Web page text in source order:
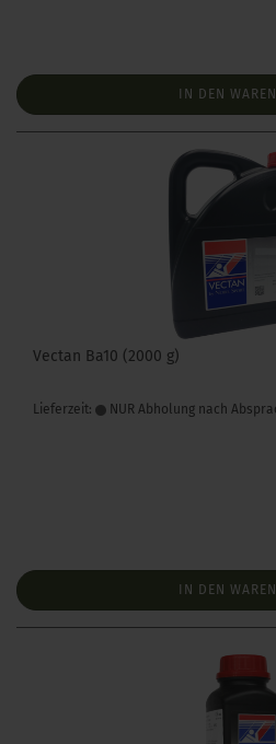
IN DEN
Vectan Ba10 (2000 g)
Lieferzeit: NUR Abholung nach
IN DEN